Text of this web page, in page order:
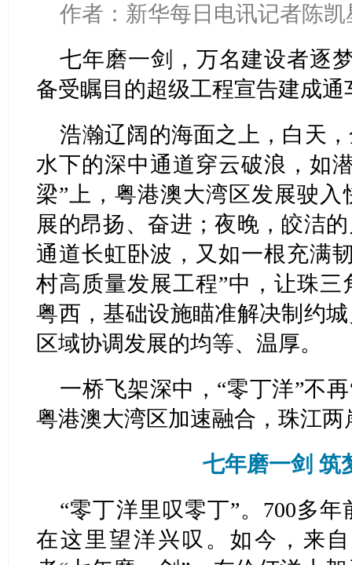
作者：新华每日电讯记者陈
七年磨一剑，万名建设者逐
备受瞩目的超级工程宣告建成通
浩瀚辽阔的海面之上，白天
水下的深中通道穿云破浪，如
梁”上，粤港澳大湾区发展驶
展的昂扬、奋进；夜晚，皎洁
通道长虹卧波，又如一根充满
村高质量发展工程”中，让珠
粤西，基础设施瞄准解决制约
区域协调发展的均等、温厚。
一桥飞架深中，“零丁洋”不
粤港澳大湾区加速融合，珠江两
七年磨一剑 筑
“零丁洋里叹零丁”。700多
在这里望洋兴叹。如今，来